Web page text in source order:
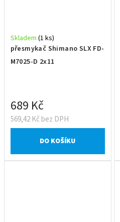
přesmykač Shimano SLX FD-
M7025-D 2x11
Skladem (1 ks)
569,42 Kč bez DPH
689 Kč
DO KOŠÍKU